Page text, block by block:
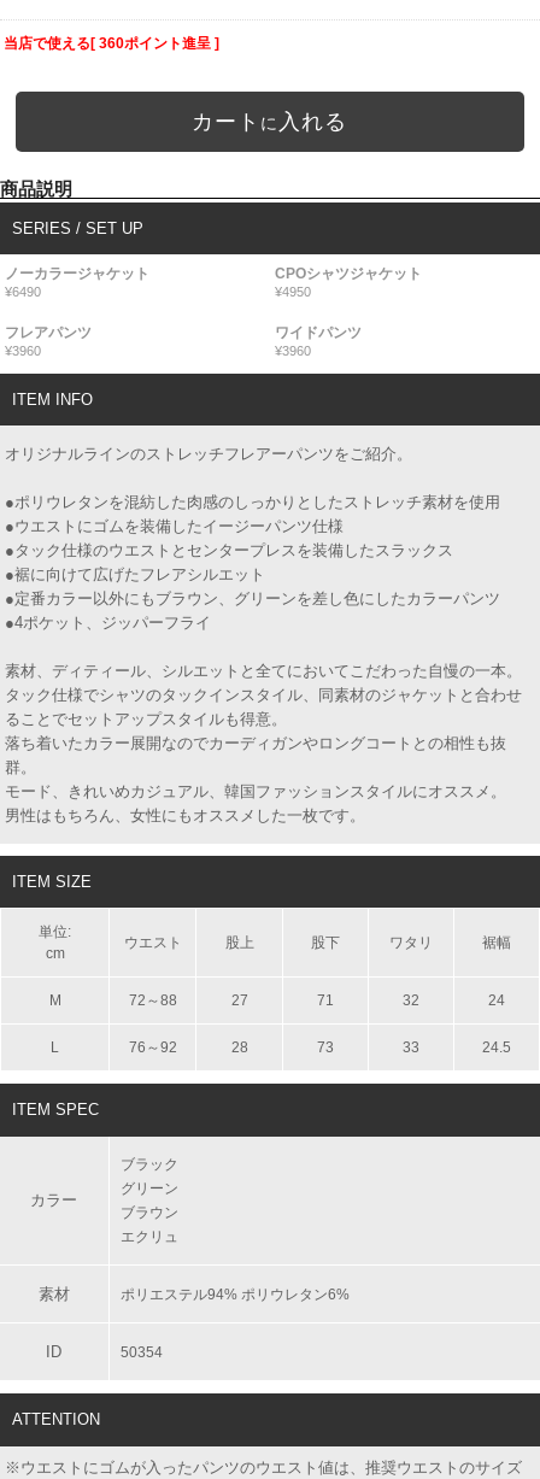
当店で使える[ 360ポイント進呈 ]
カート に 入れる
商品説明
SERIES / SET UP
ノーカラージャケット
¥6490
CPOシャツジャケット
¥4950
フレアパンツ
¥3960
ワイドパンツ
¥3960
ITEM INFO
オリジナルラインのストレッチフレアーパンツをご紹介。
●ポリウレタンを混紡した肉感のしっかりとしたストレッチ素材を使用
●ウエストにゴムを装備したイージーパンツ仕様
●タック仕様のウエストとセンタープレスを装備したスラックス
●裾に向けて広げたフレアシルエット
●定番カラー以外にもブラウン、グリーンを差し色にしたカラーパンツ
●4ポケット、ジッパーフライ
素材、ディティール、シルエットと全てにおいてこだわった自慢の一本。
タック仕様でシャツのタックインスタイル、同素材のジャケットと合わせ
ることでセットアップスタイルも得意。
落ち着いたカラー展開なのでカーディガンやロングコートとの相性も抜
群。
モード、きれいめカジュアル、韓国ファッションスタイルにオススメ。
男性はもちろん、女性にもオススメした一枚です。
ITEM SIZE
単位:
cm
ウエスト 股上 股下 ワタリ 裾幅
M 72～88 27 71 32 24
L 76～92 28 73 33 24.5
ITEM SPEC
カラー
ブラック
グリーン
ブラウン
エクリュ
素材 ポリエステル94% ポリウレタン6%
ID 50354
ATTENTION
※ウエストにゴムが入ったパンツのウエスト値は、推奨ウエストのサイズ